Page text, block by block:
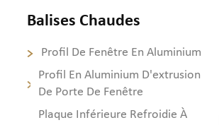
Balises Chaudes
Profil De Fenêtre En Aluminium
Profil En Aluminium D'extrusion
De Porte De Fenêtre
Plaque Inférieure Refroidie À